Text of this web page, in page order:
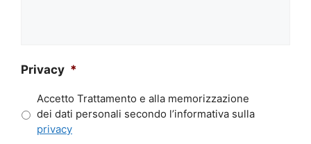
Privacy *
Accetto Trattamento e alla memorizzazione
dei dati personali secondo l’informativa sulla
privacy